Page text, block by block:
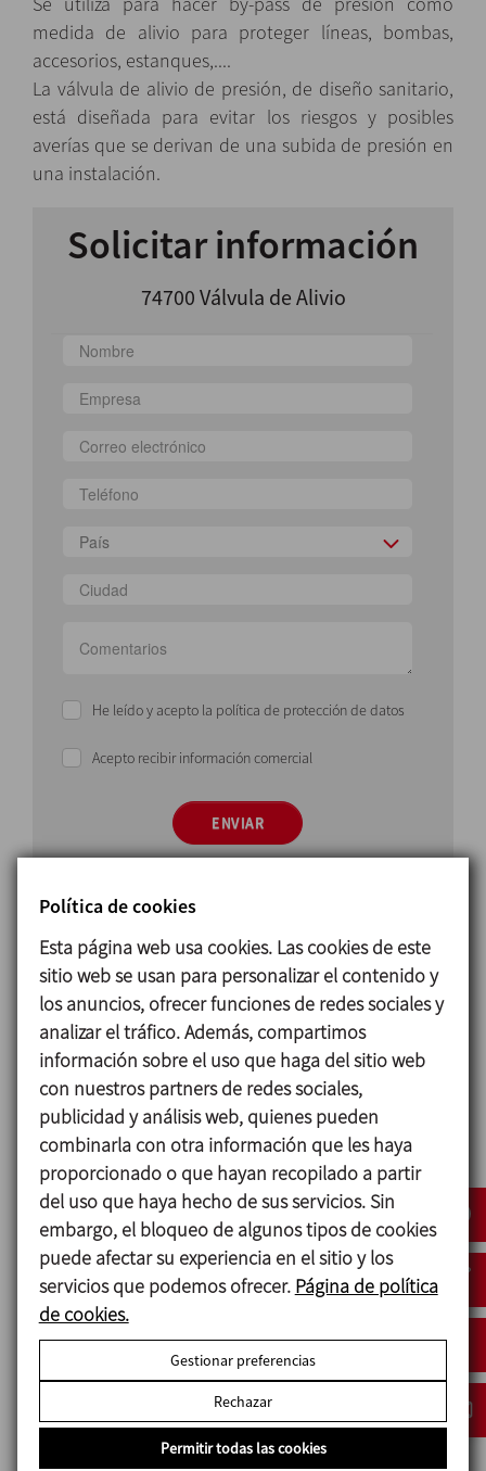
medida de alivio para proteger líneas, bombas,
accesorios, estanques,....
La válvula de alivio de presión, de diseño sanitario,
está diseñada para evitar los riesgos y posibles
averías que se derivan de una subida de presión en
una instalación.
Solicitar información
74700 Válvula de Alivio
País
He leído y acepto la política de protección de datos
Acepto recibir información comercial
ENVIAR
Principio de funcionamiento
Laválvula de aliviopermanece cerrada en
condiciones normales de trabajo.
La válvula se tara a una presión específica
regulando el muelle mediante la tuerca de presión.
La presión tarada es la presión máxima de
seguridad para no dañar la instalación. Cuando la
presión del circuito sobrepasa la presión tarada, la
válvula se abre permitiendo el paso del flujo y
reduciendo la presión de la instalación.
La válvula puede incorporar una maneta cuyo
diseño permite que al girarla, la válvula permanezca
parcialmente abierta. Si se mantiene en esta
posición durante el proceso CIP los productos de
Política de cookies
Esta página web usa cookies. Las cookies de este
sitio web se usan para personalizar el contenido y
los anuncios, ofrecer funciones de redes sociales y
analizar el tráfico. Además, compartimos
información sobre el uso que haga del sitio web
con nuestros partners de redes sociales,
publicidad y análisis web, quienes pueden
combinarla con otra información que les haya
proporcionado o que hayan recopilado a partir
del uso que haya hecho de sus servicios. Sin
embargo, el bloqueo de algunos tipos de cookies
puede afectar su experiencia en el sitio y los
servicios que podemos ofrecer. Página de política
de cookies.
Gestionar preferencias
Rechazar
Permitir todas las cookies